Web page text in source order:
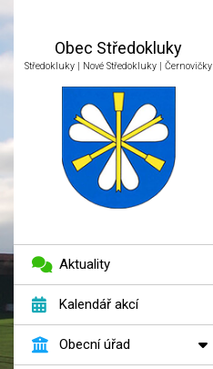
Obec Středokluky
Středokluky | Nové Středokluky | Černovičky
Aktuality
Kalendář akcí
Obecní úřad